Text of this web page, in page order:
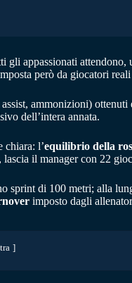
gli appassionati
però da giocatori
ammonizioni) ottenuti
dell’intera annata.
chiara: l’equilibrio della
lascia il manager con 22
sprint di 100 metri; alla
imposto dagli